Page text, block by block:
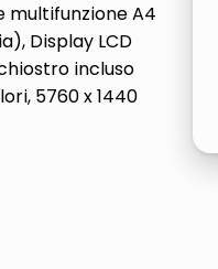
multifunzione A4
Display LCD
incluso
5760 x 1440